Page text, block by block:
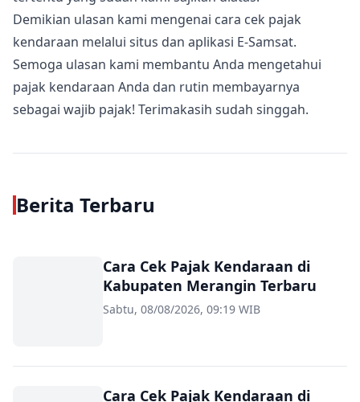
Demikian ulasan kami mengenai cara cek pajak
kendaraan melalui situs dan aplikasi E-Samsat.
Semoga ulasan kami membantu Anda mengetahui
pajak kendaraan Anda dan rutin membayarnya
sebagai wajib pajak! Terimakasih sudah singgah.
Berita Terbaru
Cara Cek Pajak Kendaraan di
Kabupaten Merangin Terbaru
Sabtu, 08/08/2026, 09:19 WIB
Cara Cek Pajak Kendaraan di